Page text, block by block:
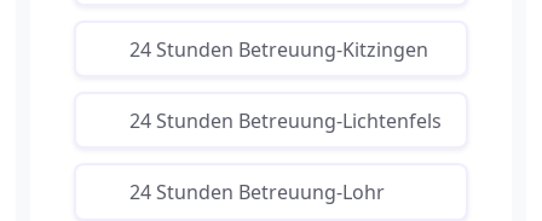
24 Stunden Betreuung-Kitzingen
24 Stunden Betreuung-Lichtenfels
24 Stunden Betreuung-Lohr